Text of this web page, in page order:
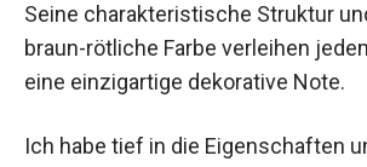
Seine charakteristische Struktur
braun-rötliche Farbe verleihen
eine einzigartige dekorative Note.
Ich habe tief in die Eigenschaften